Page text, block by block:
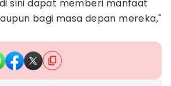
sini dapat memberi manfaat
bagi masa depan mereka,"